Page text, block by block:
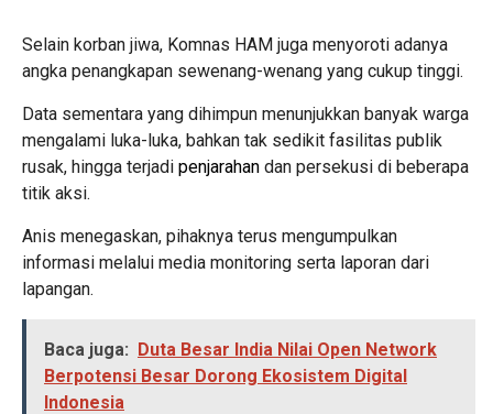
Selain korban jiwa, Komnas HAM juga menyoroti adanya
angka penangkapan sewenang-wenang yang cukup tinggi.
Data sementara yang dihimpun menunjukkan banyak warga
mengalami luka-luka, bahkan tak sedikit fasilitas publik
rusak, hingga terjadi penjarahan dan persekusi di beberapa
titik aksi.
Anis menegaskan, pihaknya terus mengumpulkan
informasi melalui media monitoring serta laporan dari
lapangan.
Baca juga: Duta Besar India Nilai Open Network
Berpotensi Besar Dorong Ekosistem Digital
Indonesia